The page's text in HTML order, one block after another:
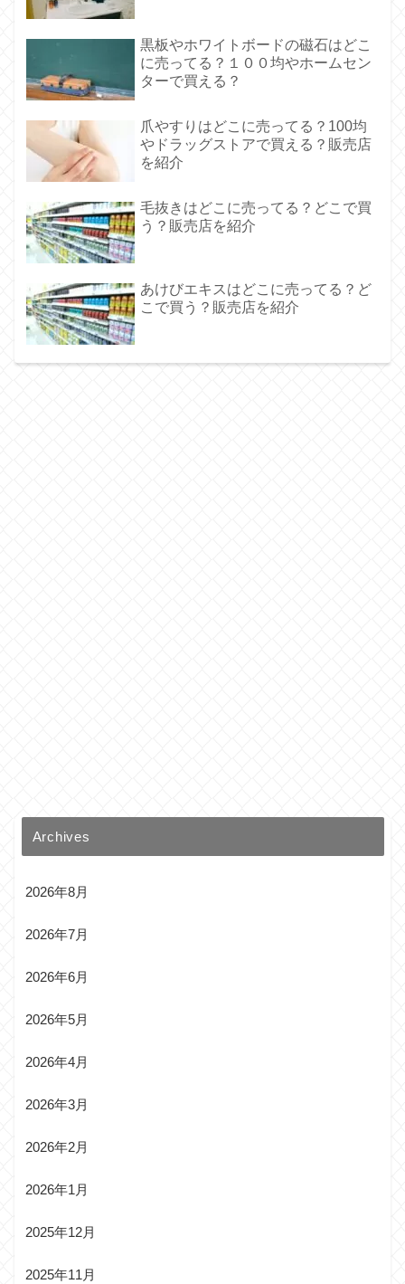
黒板やホワイトボードの磁石はどこ
に売ってる？１００均やホームセン
ターで買える？
爪やすりはどこに売ってる？100均
やドラッグストアで買える？販売店
を紹介
毛抜きはどこに売ってる？どこで買
う？販売店を紹介
あけびエキスはどこに売ってる？ど
こで買う？販売店を紹介
Archives
2026年8月
2026年7月
2026年6月
2026年5月
2026年4月
2026年3月
2026年2月
2026年1月
2025年12月
2025年11月